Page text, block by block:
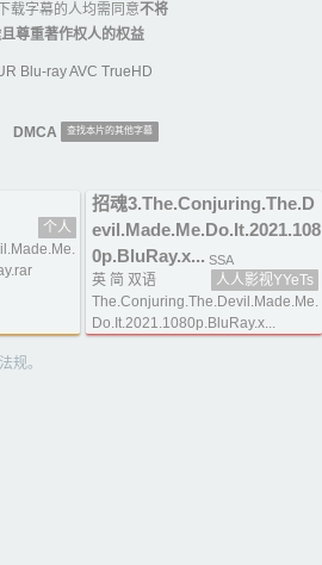
载字幕的人均需同意不将
尊重著作权人的权益
Blu-ray AVC TrueHD
DMCA 查找本片的其他字幕
个人
招魂3.The.Conjuring.The.D
evil.Made.Me.Do.It.2021.108
0p.BluRay.x... SSA
英 简 双语
人人影视YYeTs
The.Conjuring.The.Devil.Made.Me.
Do.It.2021.1080p.BluRay.x...
规。